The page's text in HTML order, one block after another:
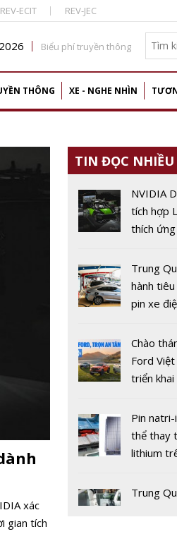
REV-ECIT REV-JEC
Biểu phí truyền thông
THÔNG XE - NGHE NHÌN
xác
gian tích
TIN ĐỌC NHIỀU
NVIDIA
tích hợp
thích
cho xe
Trung
hành tiêu
pin xe
không
Chào
Ford
triển
Pin natri-
thể thay
lithium
Trung